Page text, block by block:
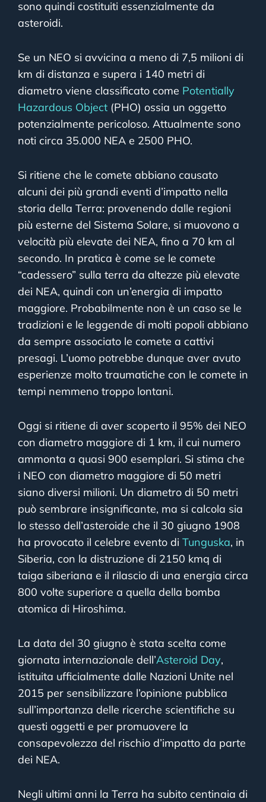
sono quindi costituiti essenzialmente da
asteroidi.
Se un NEO si avvicina a meno di 7,5 milioni di
km di distanza e supera i 140 metri di
diametro viene classificato come Potentially
Hazardous Object (PHO) ossia un oggetto
potenzialmente pericoloso. Attualmente sono
noti circa 35.000 NEA e 2500 PHO.
Si ritiene che le comete abbiano causato
alcuni dei più grandi eventi d’impatto nella
storia della Terra: provenendo dalle regioni
più esterne del Sistema Solare, si muovono a
velocità più elevate dei NEA, fino a 70 km al
secondo. In pratica è come se le comete
“cadessero” sulla terra da altezze più elevate
dei NEA, quindi con un’energia di impatto
maggiore. Probabilmente non è un caso se le
tradizioni e le leggende di molti popoli abbiano
da sempre associato le comete a cattivi
presagi. L’uomo potrebbe dunque aver avuto
esperienze molto traumatiche con le comete in
tempi nemmeno troppo lontani.
Oggi si ritiene di aver scoperto il 95% dei NEO
con diametro maggiore di 1 km, il cui numero
ammonta a quasi 900 esemplari. Si stima che
i NEO con diametro maggiore di 50 metri
siano diversi milioni. Un diametro di 50 metri
può sembrare insignificante, ma si calcola sia
lo stesso dell’asteroide che il 30 giugno 1908
ha provocato il celebre evento di Tunguska, in
Siberia, con la distruzione di 2150 kmq di
taiga siberiana e il rilascio di una energia circa
800 volte superiore a quella della bomba
atomica di Hiroshima.
La data del 30 giugno è stata scelta come
giornata internazionale dell’Asteroid Day,
istituita ufficialmente dalle Nazioni Unite nel
2015 per sensibilizzare l’opinione pubblica
sull’importanza delle ricerche scientifiche su
questi oggetti e per promuovere la
consapevolezza del rischio d’impatto da parte
dei NEA.
Negli ultimi anni la Terra ha subito centinaia di